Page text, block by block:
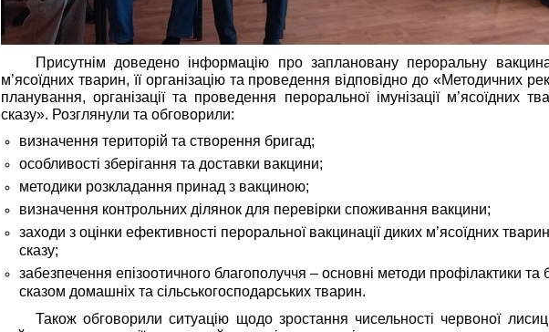
Присутнім доведено інформацію про заплановану пероральну
м’ясоїдних тварин, її організацію та проведення відповідно до «Методичних
планування, організації та проведення пероральної імунізації м’ясоїдних
сказу». Розглянули та обговорили:
визначення територій та створення бригад;
особливості зберігання та доставки вакцини;
методики розкладання принад з вакциною;
визначення контрольних ділянок для перевірки споживання вакцини;
заходи з оцінки ефективності пероральної вакцинації диких м’ясоїдних
сказу;
забезпечення епізоотичного благополуччя – основні методи профілактики та
сказом домашніх та сільськогосподарських тварин.
Також обговорили ситуацію щодо зростання чисельності червоної